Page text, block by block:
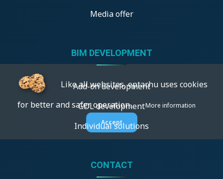
Media offer
BIM DEVELOPMENT
Add-on development
GDL development
Individual solutions
CONTACT
Like all websites, eptar.hu uses cookies
for better and safer operation.More information
Accept